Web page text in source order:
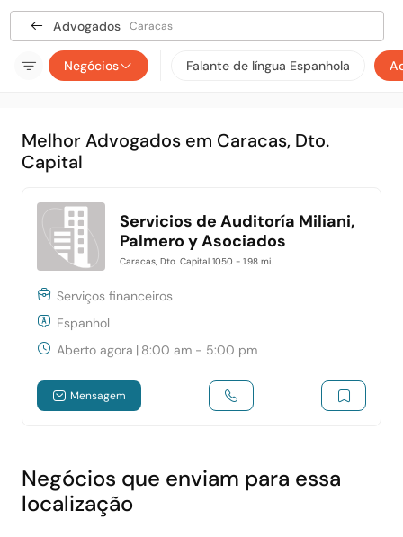
Advogados Caracas
Negócios Falante de língua Espanhola
Melhor Advogados em Caracas, Dto.
Capital
Servicios de Auditoría Miliani,
Palmero y Asociados
Caracas, Dto. Capital 1050 - 1.98 mi.
Serviços financeiros
Espanhol
Aberto agora | 8:00 am - 5:00 pm
Mensagem
Negócios que enviam para essa
localização